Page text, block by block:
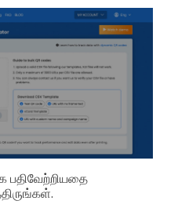
பதிவேற்றியதை